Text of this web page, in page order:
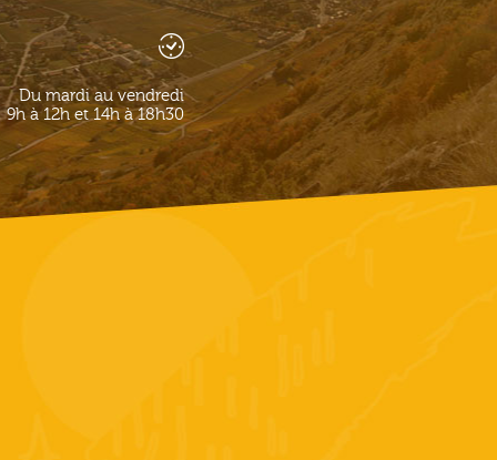
Du mardi au vendredi
9h à 12h et 14h à 18h30